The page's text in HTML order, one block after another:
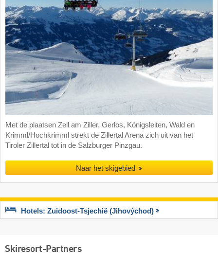
Met de plaatsen Zell am Ziller, Gerlos, Königsleiten, Wald en
Krimml/Hochkrimml strekt de Zillertal Arena zich uit van het
Tiroler Zillertal tot in de Salzburger Pinzgau.
Naar het skigebied
Hotels: Zuidoost-Tsjechië (Jihovýchod)
Skiresort-Partners